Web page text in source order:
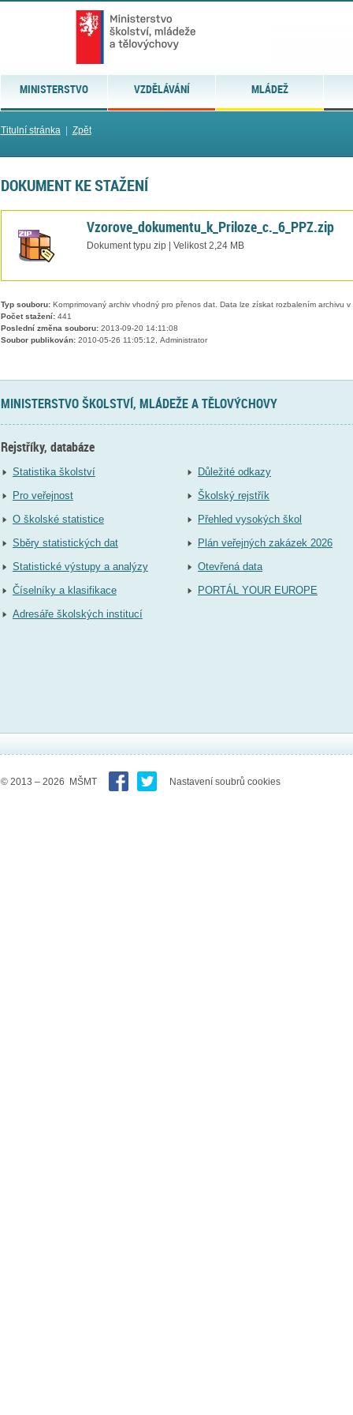
MINISTERSTVO VZDĚLÁVÁNÍ MLÁDEŽ
Titulní stránka| Zpět
DOKUMENT KE STAŽENÍ
Vzorove_dokumentu_k_Priloze_c._6_PPZ.zip
Dokument typu zip | Velikost 2,24 MB
Typ souboru:Komprimovaný archiv vhodný pro přenos dat. Data lze získat rozbalením archivu
Počet stažení:441
Poslední změna souboru:2013-09-20 14:11:08
Soubor publikován:2010-05-26 11:05:12, Administrator
MINISTERSTVO ŠKOLSTVÍ, MLÁDEŽE A TĚLOVÝCHOVY
Rejstříky, databáze
Statistika školství
Pro veřejnost
O školské statistice
Sběry statistických dat
Statistické výstupy a analýzy
Číselníky a klasifikace
Adresáře školských institucí
Důležité odkazy
Školský rejstřík
Přehled vysokých škol
Plán veřejných zakázek 2026
Otevřená data
PORTÁL YOUR EUROPE
© 2013 – 2026 MŠMT Nastavení soubrů cookies